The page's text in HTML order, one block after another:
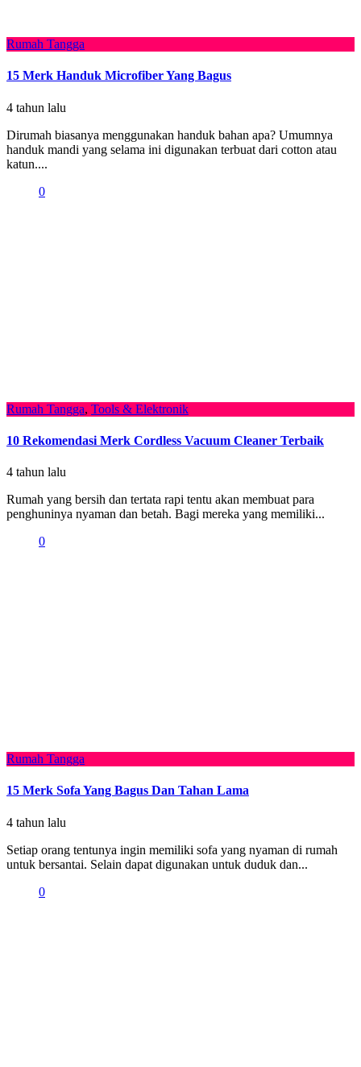
Rumah Tangga
15 Merk Handuk Microfiber Yang Bagus
4 tahun lalu
Dirumah biasanya menggunakan handuk bahan apa? Umumnya
handuk mandi yang selama ini digunakan terbuat dari cotton atau
katun....
0
Rumah Tangga, Tools & Elektronik
10 Rekomendasi Merk Cordless Vacuum Cleaner Terbaik
4 tahun lalu
Rumah yang bersih dan tertata rapi tentu akan membuat para
penghuninya nyaman dan betah. Bagi mereka yang memiliki...
0
Rumah Tangga
15 Merk Sofa Yang Bagus Dan Tahan Lama
4 tahun lalu
Setiap orang tentunya ingin memiliki sofa yang nyaman di rumah
untuk bersantai. Selain dapat digunakan untuk duduk dan...
0